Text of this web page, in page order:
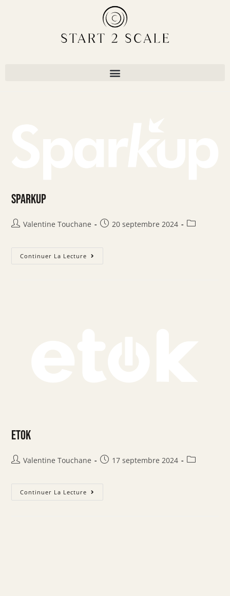
Sparkup
Valentine Touchane 20 septembre 2024
Continuer La Lecture
ETOK
Valentine Touchane 17 septembre 2024
Continuer La Lecture